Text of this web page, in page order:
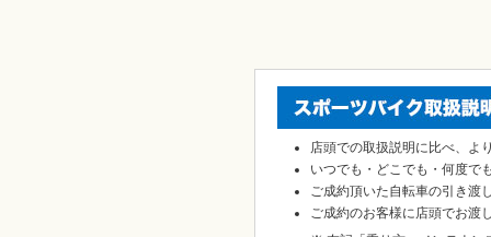
店頭での取扱説明に比べ、よ
いつでも・どこでも・何度で
ご成約頂いた自転車の引き渡
ご成約のお客様に店頭でお渡